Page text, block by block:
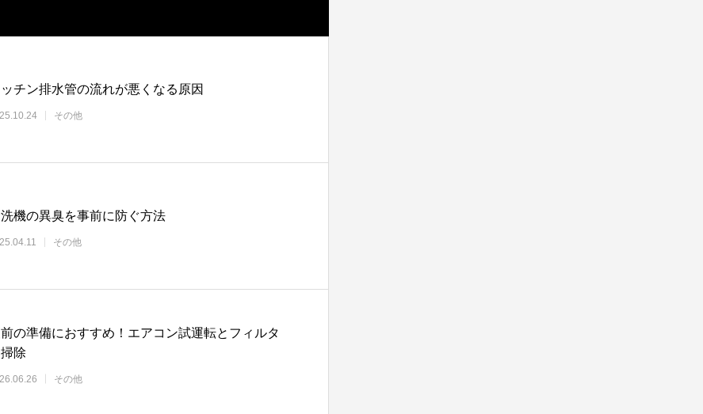
チン排水管の流れが悪くなる原因
その他
機の異臭を事前に防ぐ方法
その他
の準備におすすめ！エアコン試運転とフィルタ
除
その他